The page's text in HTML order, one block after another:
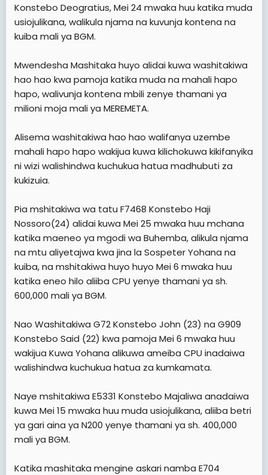
Konstebo Deogratius, Mei 24 mwaka huu katika muda
usiojulikana, walikula njama na kuvunja kontena na
kuiba mali ya BGM.
Mwendesha Mashitaka huyo alidai kuwa washitakiwa
hao hao kwa pamoja katika muda na mahali hapo
hapo, walivunja kontena mbili zenye thamani ya
milioni moja mali ya MEREMETA.
Alisema washitakiwa hao hao walifanya uzembe
mahali hapo hapo wakijua kuwa kilichokuwa kikifanyika
ni wizi walishindwa kuchukua hatua madhubuti za
kukizuia.
Pia mshitakiwa wa tatu F7468 Konstebo Haji
Nossoro(24) alidai kuwa Mei 25 mwaka huu mchana
katika maeneo ya mgodi wa Buhemba, alikula njama
na mtu aliyetajwa kwa jina la Sospeter Yohana na
kuiba, na mshitakiwa huyo huyo Mei 6 mwaka huu
katika eneo hilo aliiba CPU yenye thamani ya sh.
600,000 mali ya BGM.
Nao Washitakiwa G72 Konstebo John (23) na G909
Konstebo Said (22) kwa pamoja Mei 6 mwaka huu
wakijua Kuwa Yohana alikuwa ameiba CPU inadaiwa
walishindwa kuchukua hatua za kumkamata.
Naye mshitakiwa E5331 Konstebo Majaliwa anadaiwa
kuwa Mei 15 mwaka huu muda usiojulikana, aliiba betri
ya gari aina ya N200 yenye thamani ya sh. 400,000
mali ya BGM.
Katika mashitaka mengine askari namba E704